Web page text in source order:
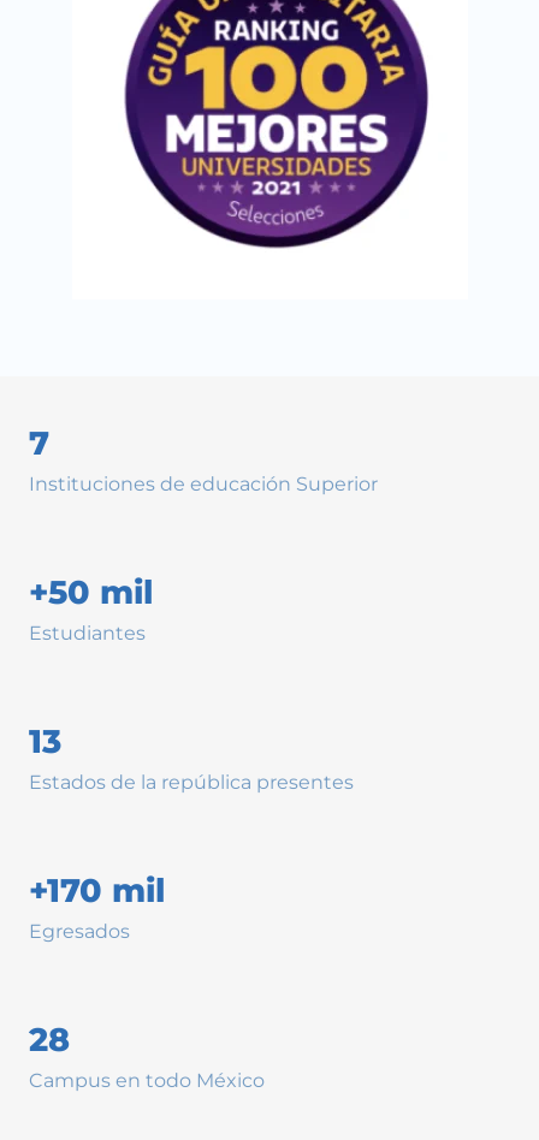
7
Instituciones de educación Superior
+50 mil
Estudiantes
13
Estados de la república presentes
+170 mil
Egresados
28
Campus en todo México